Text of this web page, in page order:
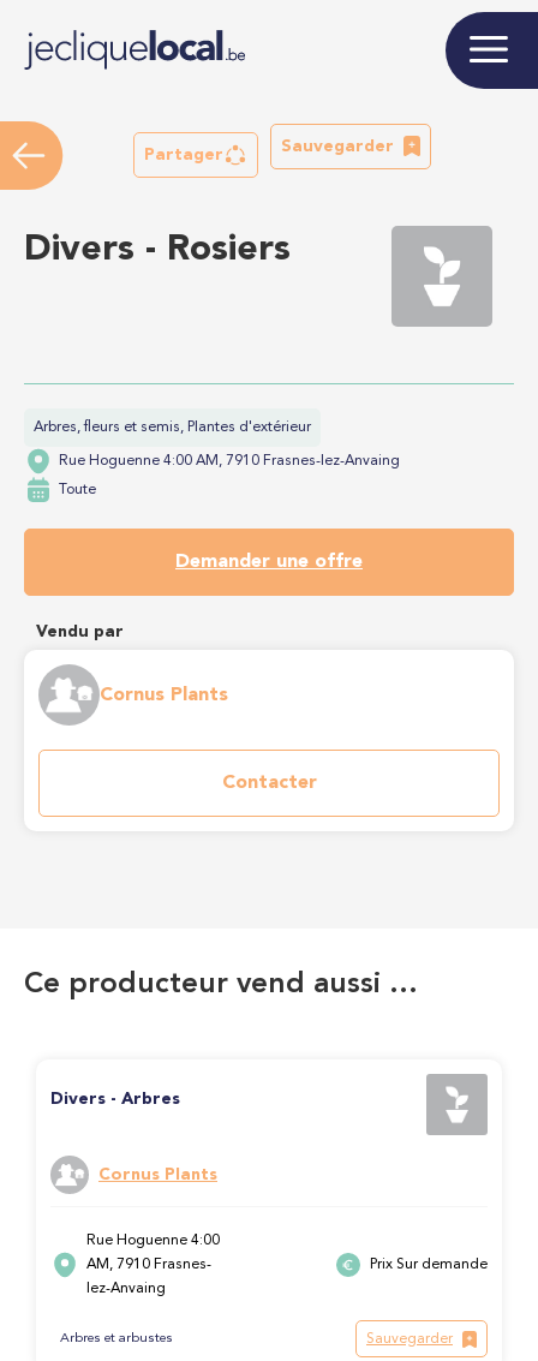
Partager
Sauvegarder
Divers - Rosiers
Arbres, fleurs et semis, Plantes d'extérieur
Rue Hoguenne 4:00 AM, 7910 Frasnes-lez-Anvaing
Toute
Demander une offre
Vendu par
Cornus Plants
Contacter
Ce producteur vend aussi …
Divers - Arbres
Cornus Plants
Rue Hoguenne 4:00
AM, 7910 Frasnes-
lez-Anvaing
Prix Sur demande
Arbres et arbustes Sauvegarder